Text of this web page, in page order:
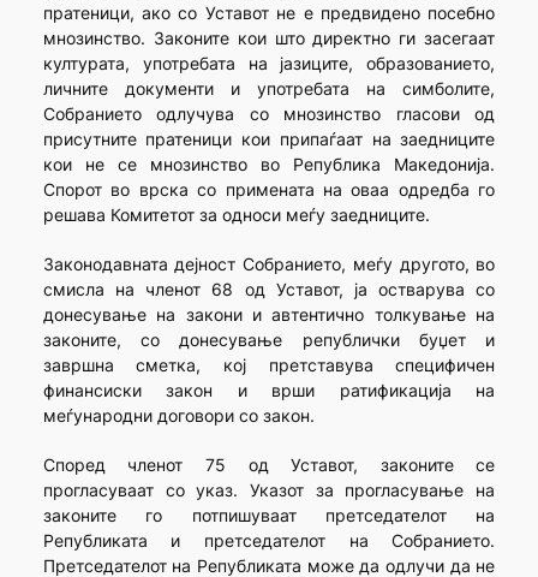
пратеници, ако со Уставот не е предвидено посебно
мнозинство. Законите кои што директно ги засегаат
културата, употребата на јазиците, образованието,
личните документи и употребата на симболите,
Собранието одлучува со мнозинство гласови од
присутните пратеници кои припаѓаат на заедниците
кои не се мнозинство во Република Македонија.
Спорот во врска со примената на оваа одредба го
решава Комитетот за односи меѓу заедниците.
Законодавната дејност Собранието, меѓу другото, во
смисла на членот 68 од Уставот, ја остварува со
донесување на закони и автентично толкување на
законите, со донесување републички буџет и
завршна сметка, кој претставува специфичен
финансиски закон и врши ратификација на
меѓународни договори со закон.
Според членот 75 од Уставот, законите се
прогласуваат со указ. Указот за прогласување на
законите го потпишуваат претседателот на
Републиката и претседателот на Собранието.
Претседателот на Републиката може да одлучи да не